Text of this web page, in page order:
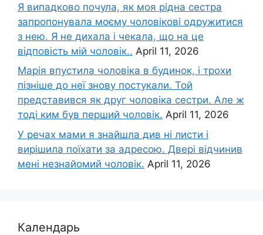
Я випадково почула, як моя рідна сестра
запропонувала моєму чоловікові одружитися
з нею. Я не дихала і чекала, що на це
відповість мій чоловік.. April 11, 2026
Марія впустила чоловіка в будинок, і трохи
пізніше до неї знову постукали. Той
представився як друг чоловіка сестри. Але ж
тоді ким був перший чоловік. April 11, 2026
У речах мами я знайшла див ні листи і
вирішила поїхати за адресою. Двері відчинив
мені незнайомий чоловік. April 11, 2026
Календарь